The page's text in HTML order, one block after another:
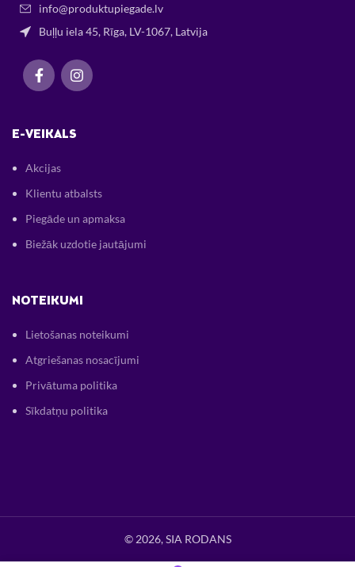
info@produktupiegade.lv
Buļļu iela 45, Rīga, LV-1067, Latvija
E-VEIKALS
Akcijas
Klientu atbalsts
Piegāde un apmaksa
Biežāk uzdotie jautājumi
NOTEIKUMI
Lietošanas noteikumi
Atgriešanas nosacījumi
Privātuma politika
Sīkdatņu politika
© 2026, SIA RODANS